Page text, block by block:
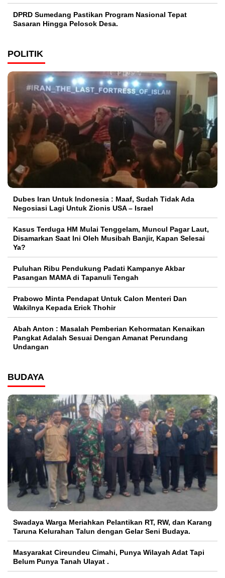
DPRD Sumedang Pastikan Program Nasional Tepat
Sasaran Hingga Pelosok Desa.
POLITIK
Dubes Iran Untuk Indonesia : Maaf, Sudah Tidak Ada
Negosiasi Lagi Untuk Zionis USA – Israel
Kasus Terduga HM Mulai Tenggelam, Muncul Pagar Laut,
Disamarkan Saat Ini Oleh Musibah Banjir, Kapan Selesai
Ya?
Puluhan Ribu Pendukung Padati Kampanye Akbar
Pasangan MAMA di Tapanuli Tengah
Prabowo Minta Pendapat Untuk Calon Menteri Dan
Wakilnya Kepada Erick Thohir
Abah Anton : Masalah Pemberian Kehormatan Kenaikan
Pangkat Adalah Sesuai Dengan Amanat Perundang
Undangan
BUDAYA
Swadaya Warga Meriahkan Pelantikan RT, RW, dan Karang
Taruna Kelurahan Talun dengan Gelar Seni Budaya.
Masyarakat Cireundeu Cimahi, Punya Wilayah Adat Tapi
Belum Punya Tanah Ulayat .